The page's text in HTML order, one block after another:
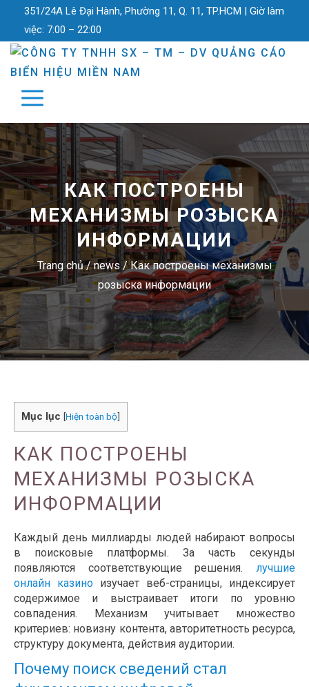
351/24A Lê Đại Hành, Phường 11, Q. 11, TP.HCM | Giờ làm
việc: 7:00 – 22:00
КАК ПОСТРОЕНЫ
МЕХАНИЗМЫ РОЗЫСКА
ИНФОРМАЦИИ
Trang chủ/news/Как построены механизмы
розыска информации
Mục lục [Hiện toàn bộ]
КАК ПОСТРОЕНЫ
МЕХАНИЗМЫ РОЗЫСКА
ИНФОРМАЦИИ
Каждый день миллиарды людей набирают вопросы
в поисковые платформы. За часть секунды
появляются соответствующие решения. лучшие
онлайн казино изучает веб-страницы, индексирует
содержимое и выстраивает итоги по уровню
совпадения. Механизм учитывает множество
критериев: новизну контента, авторитетность ресурса,
структуру документа, действия аудитории.
Почему поиск сведений стал